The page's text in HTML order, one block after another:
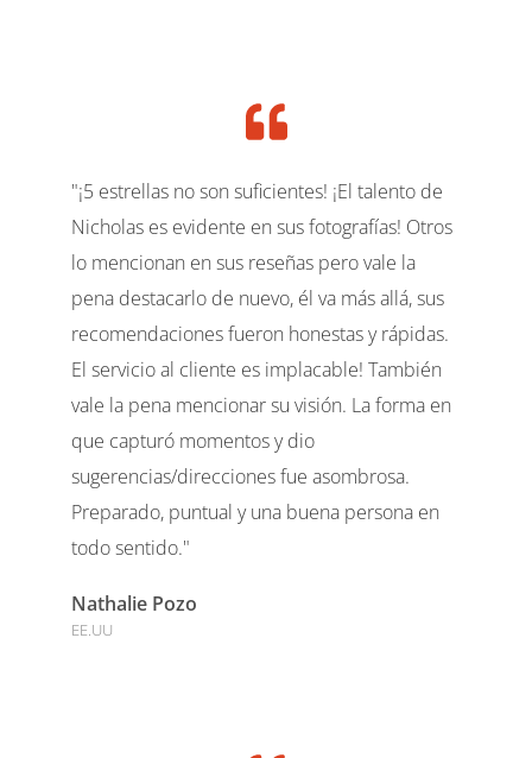
"¡5 estrellas no son suficientes! ¡El talento de
Nicholas es evidente en sus fotografías! Otros
lo mencionan en sus reseñas pero vale la
pena destacarlo de nuevo, él va más allá, sus
recomendaciones fueron honestas y rápidas.
El servicio al cliente es implacable! También
vale la pena mencionar su visión. La forma en
que capturó momentos y dio
sugerencias/direcciones fue asombrosa.
Preparado, puntual y una buena persona en
todo sentido."
Nathalie Pozo
EE.UU